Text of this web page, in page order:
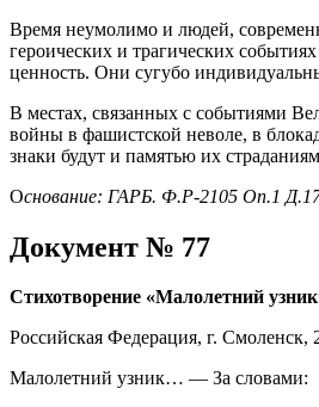
Время неумолимо и людей,
героических и трагических
ценность. Они сугубо
В местах, связанных с событиями
войны в фашистской неволе, в
знаки будут и памятью их
Основание: ГАРБ. Ф.Р-2105 Оп.1
Документ № 77
Стихотворение «Малолетний
Российская Федерация, г. Смоленск,
Малолетний узник… — За словами: